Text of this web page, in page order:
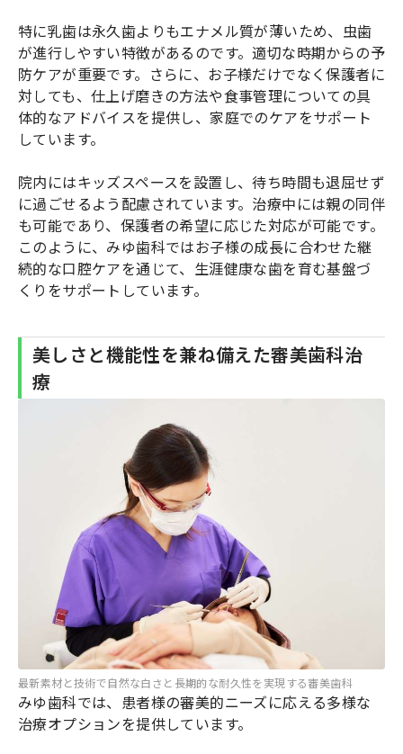
特に乳歯は永久歯よりもエナメル質が薄いため、虫歯
が進行しやすい特徴があるのです。適切な時期からの予
防ケアが重要です。さらに、お子様だけでなく保護者に
対しても、仕上げ磨きの方法や食事管理についての具
体的なアドバイスを提供し、家庭でのケアをサポート
しています。
院内にはキッズスペースを設置し、待ち時間も退屈せず
に過ごせるよう配慮されています。治療中には親の同伴
も可能であり、保護者の希望に応じた対応が可能です。
このように、みゆ歯科ではお子様の成長に合わせた継
続的な口腔ケアを通じて、生涯健康な歯を育む基盤づ
くりをサポートしています。
美しさと機能性を兼ね備えた審美歯科治
療
最新素材と技術で自然な白さと長期的な耐久性を実現する審美歯科
みゆ歯科では、患者様の審美的ニーズに応える多様な
治療オプションを提供しています。